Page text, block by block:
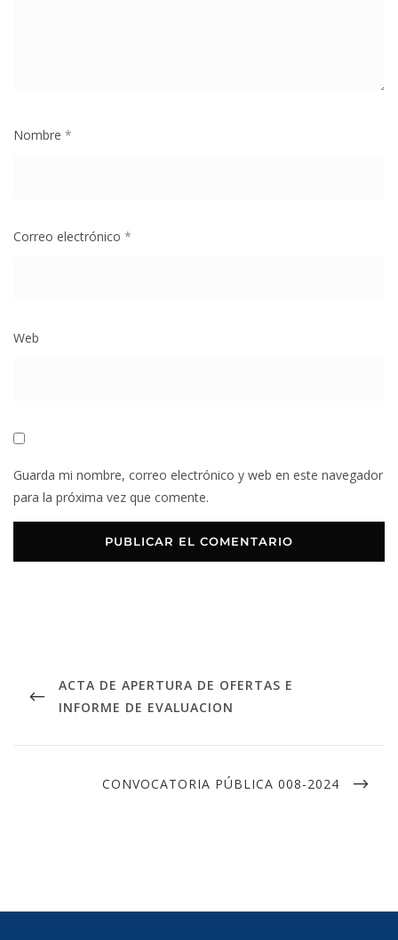
Nombre *
Correo electrónico *
Web
Guarda mi nombre, correo electrónico y web en este navegador
para la próxima vez que comente.
ACTA DE APERTURA DE OFERTAS E
INFORME DE EVALUACION
CONVOCATORIA PÚBLICA 008-2024